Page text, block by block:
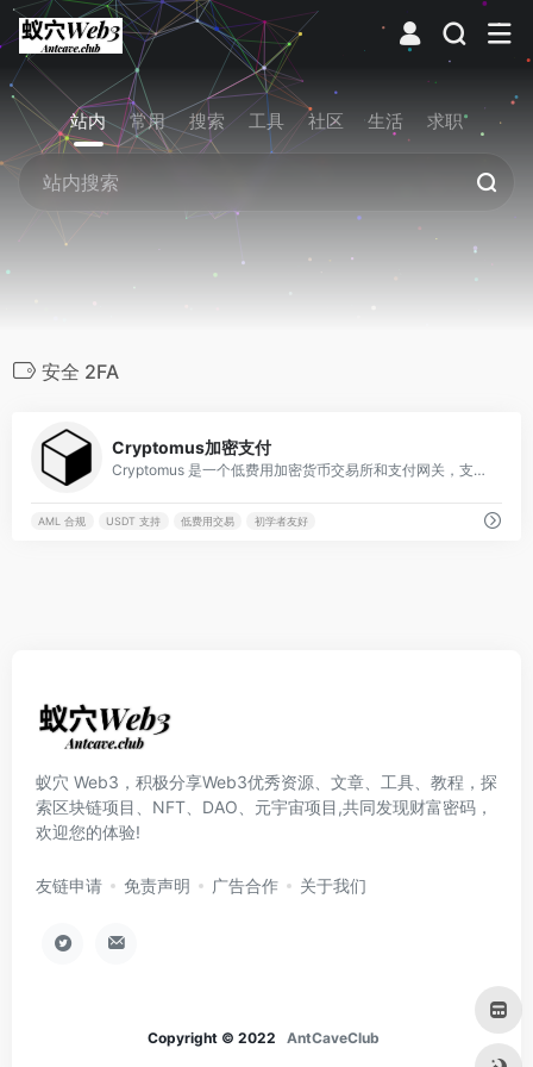
站内 常用 搜索 工具 社区 生活 求职
安全 2FA
Cryptomus加密支付
Cryptomus 是一个低费用加密货币交易所和支付网关，支持买卖比特币、以太坊、USDT 等多种资产，提供用户友好 app、实时交易和商户支付集成，帮助个人与企业高效管理数字货币。
AML 合规 USDT 支持 低费用交易 初学者友好
蚁穴 Web3，积极分享Web3优秀资源、文章、工具、教程，探
索区块链项目、NFT、DAO、元宇宙项目,共同发现财富密码，
欢迎您的体验!
友链申请 免责声明 广告合作 关于我们
Copyright © 2022 AntCaveClub